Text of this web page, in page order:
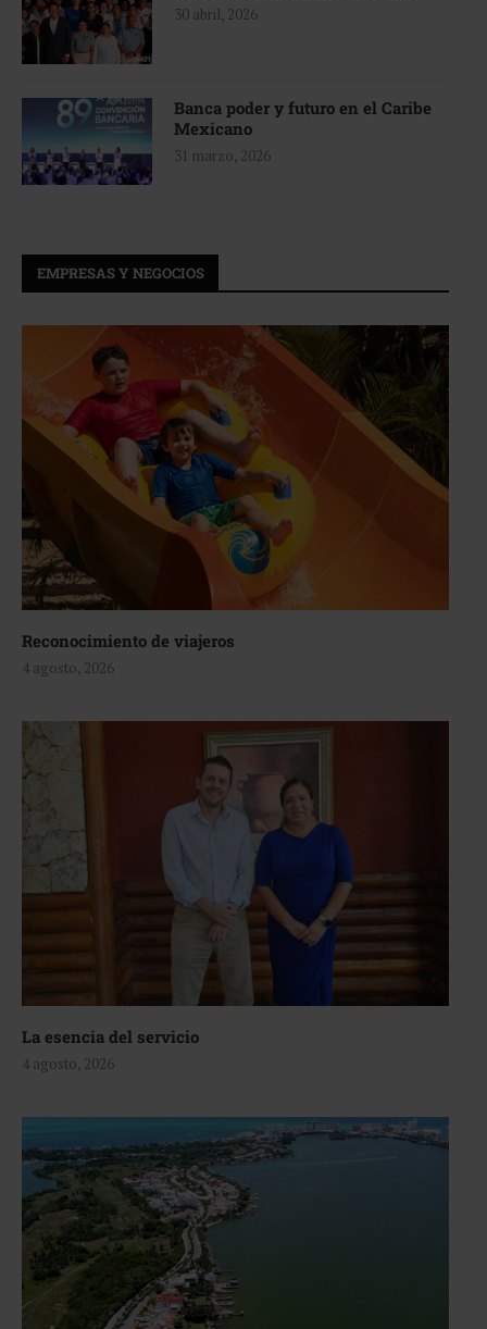
30 abril, 2026
Banca poder y futuro en el Caribe
Mexicano
31 marzo, 2026
EMPRESAS Y NEGOCIOS
Reconocimiento de viajeros
4 agosto, 2026
La esencia del servicio
4 agosto, 2026